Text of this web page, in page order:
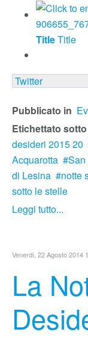
TitleTitle
Twitter
Pubblicato in
Etichettato sotto
desideri 2015 20
Acquarotta
San
di Lesina
notte
sotto le stelle
Leggi tutto...
Venerdì, 22 Agosto 2014
La